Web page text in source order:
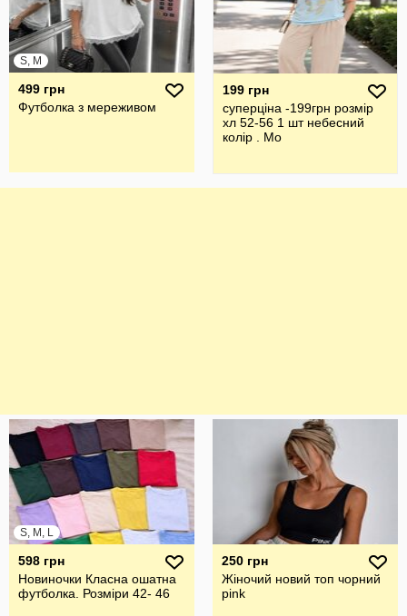
S, M
499 грн
Футболка з мереживом
199 грн
суперціна -199грн розмір
хл 52-56 1 шт небесний
колір . Мо
S, M, L
598 грн
Новиночки Класна ошатна
футболка. Розміри 42- 46
250 грн
Жіночий новий топ чорний
pink